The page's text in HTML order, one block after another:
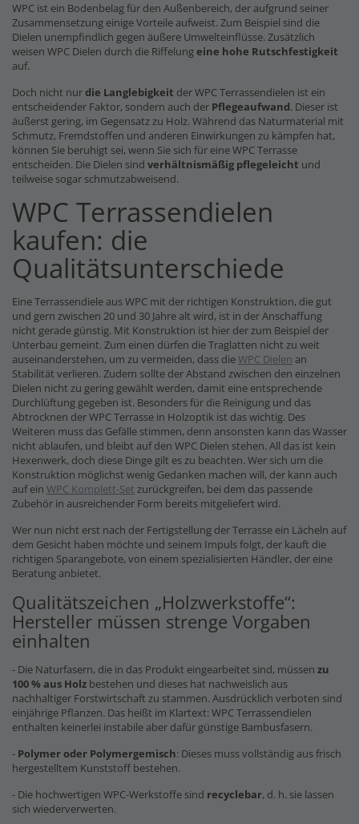
WPC ist ein Bodenbelag für den Außenbereich, der aufgrund seiner
Zusammensetzung einige Vorteile aufweist. Zum Beispiel sind die
Dielen unempfindlich gegen äußere Umwelteinflüsse. Zusätzlich
weisen WPC Dielen durch die Riffelungeine hohe Rutschfestigkeit
auf.
Doch nicht nurdie Langlebigkeit der WPC Terrassendielen ist ein
entscheidender Faktor, sondern auch der Pflegeaufwand. Dieser ist
äußerst gering, im Gegensatz zu Holz. Während das Naturmaterial mit
Schmutz, Fremdstoffen und anderen Einwirkungen zu kämpfen hat,
können Sie beruhigt sei, wenn Sie sich für eine WPC Terrasse
entscheiden. Die Dielen sind verhältnismäßig pflegeleicht und
teilweise sogar schmutzabweisend.
WPC Terrassendielen
kaufen: die
Qualitätsunterschiede
Eine Terrassendiele aus WPC mit der richtigen Konstruktion, die gut
und gern zwischen 20 und 30 Jahre alt wird, ist in der Anschaffung
nicht gerade günstig. Mit Konstruktion ist hier der zum Beispiel der
Unterbau gemeint. Zum einen dürfen die Traglatten nicht zu weit
auseinanderstehen, um zu vermeiden, dass dieWPC Dielen an
Stabilität verlieren. Zudem sollte der Abstand zwischen den einzelnen
Dielen nicht zu gering gewählt werden, damit eine entsprechende
Durchlüftung gegeben ist. Besonders für die Reinigung und das
Abtrocknen der WPC Terrasse in Holzoptik ist das wichtig. Des
Weiteren muss das Gefälle stimmen, denn ansonsten kann das Wasser
nicht ablaufen, und bleibt auf den WPC Dielen stehen. All das ist kein
Hexenwerk, doch diese Dinge gilt es zu beachten. Wer sich um die
Konstruktion möglichst wenig Gedanken machen will, der kann auch
auf ein WPC Komplett-Set zurückgreifen, bei dem das passende
Zubehör in ausreichender Form bereits mitgeliefert wird.
Wer nun nicht erst nach der Fertigstellung der Terrasse ein Lächeln auf
dem Gesicht haben möchte und seinem Impuls folgt, der kauft die
richtigen Sparangebote, von einem spezialisierten Händler, der eine
Beratung anbietet.
Qualitätszeichen „Holzwerkstoffe“:
Hersteller müssen strenge Vorgaben
einhalten
- Die Naturfasern, die in das Produkt eingearbeitet sind, müssen zu
100 % aus Holz bestehen und dieses hat nachweislich aus
nachhaltiger Forstwirtschaft zu stammen. Ausdrücklich verboten sind
einjährige Pflanzen. Das heißt im Klartext: WPC Terrassendielen
enthalten keinerlei instabile aber dafür günstige Bambusfasern.
- Polymer oder Polymergemisch: Dieses muss vollständig aus frisch
hergestelltem Kunststoff bestehen.
- Die hochwertigen WPC-Werkstoffe sind recyclebar, d. h. sie lassen
sich wiederverwerten.